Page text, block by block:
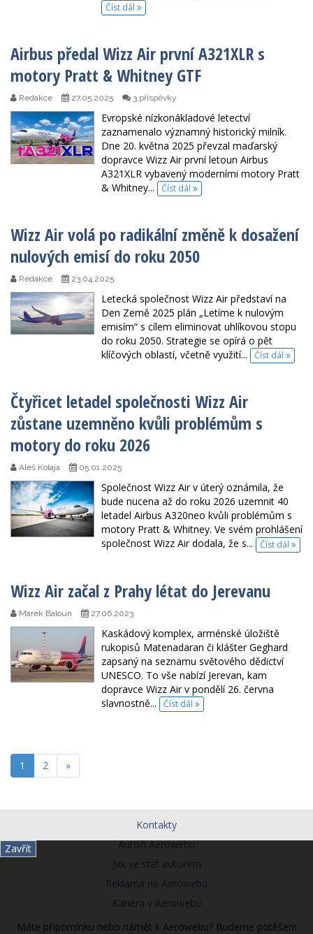
Zavřít
Číst dál
Airbus předal Wizz Air první A321XLR s
motory Pratt & Whitney GTF
Redakce 27.05.2025 3 příspěvky
Evropské nízkonákladové letectví
zaznamenalo významný historický milník.
Dne 20. května 2025 převzal maďarský
dopravce Wizz Air první letoun Airbus
A321XLR vybavený moderními motory Pratt
& Whitney...
Číst dál
Wizz Air volá po radikální změně k dosažení
nulových emisí do roku 2050
Redakce 23.04.2025
Letecká společnost Wizz Air představí na
Den Země 2025 plán „Letíme k nulovým
emisím“ s cílem eliminovat uhlíkovou stopu
do roku 2050. Strategie se opírá o pět
klíčových oblastí, včetně využití...
Číst dál
Čtyřicet letadel společnosti Wizz Air
zůstane uzemněno kvůli problémům s
motory do roku 2026
Aleš Kolaja 05.01.2025
Společnost Wizz Air v úterý oznámila, že
bude nucena až do roku 2026 uzemnit 40
letadel Airbus A320neo kvůli problémům s
motory Pratt & Whitney. Ve svém prohlášení
společnost Wizz Air dodala, že s...
Číst dál
Wizz Air začal z Prahy létat do Jerevanu
Marek Baloun 27.06.2023
Kaskádový komplex, arménské úložiště
rukopisů Matenadaran či klášter Geghard
zapsaný na seznamu světového dědictví
UNESCO. To vše nabízí Jerevan, kam
dopravce Wizz Air v pondělí 26. června
slavnostně...
Číst dál
1 2 »
Kontakty
Autoři Aerowebu
Jak se stát autorem
Reklama na Aerowebu
Kariéra v Aerowebu
Máte připomínku nebo námět k Aerowebu? Budeme potěšeni